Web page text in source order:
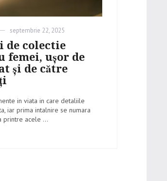
Posted
on
septembrie 22, 2025
de colectie
femei, ușor de
și de către
in viata in care detaliile
iar prima intalnire se numara
printre acele ...